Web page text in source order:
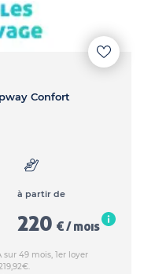
Confort
à partir de
220 € / mois
49 mois, 1er loyer